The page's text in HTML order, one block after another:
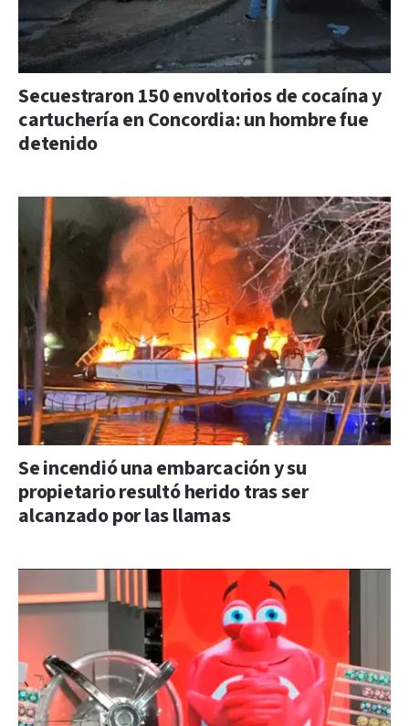
Secuestraron 150 envoltorios de cocaína y
cartuchería en Concordia: un hombre fue
detenido
Se incendió una embarcación y su
propietario resultó herido tras ser
alcanzado por las llamas